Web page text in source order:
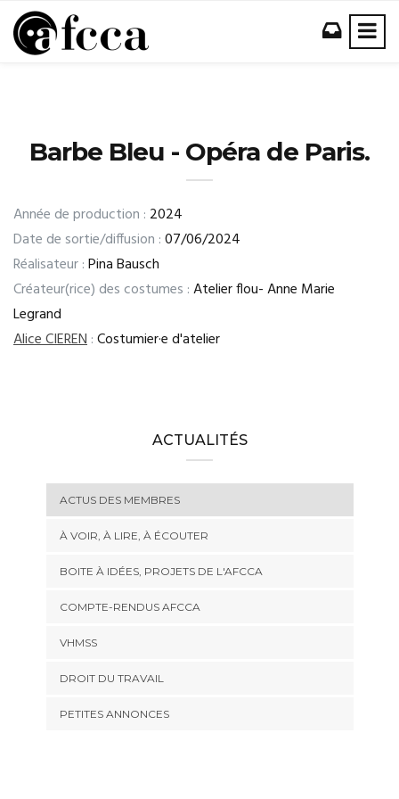
Barbe Bleu - Opéra de Paris.
Année de production : 2024
Date de sortie/diffusion :07/06/2024
Réalisateur :Pina Bausch
Créateur(rice) des costumes :Atelier flou- Anne Marie
Legrand
Alice CIEREN:Costumier·e d'atelier
ACTUALITÉS
ACTUS DES MEMBRES
À VOIR, À LIRE, À ÉCOUTER
BOITE À IDÉES, PROJETS DE L'AFCCA
COMPTE-RENDUS AFCCA
VHMSS
DROIT DU TRAVAIL
PETITES ANNONCES